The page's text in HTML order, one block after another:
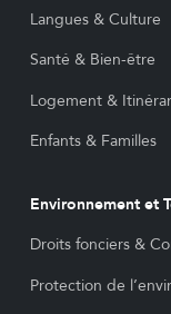
Langues & Culture
Santé & Bien-être
Logement &
Enfants & Familles
Environnement et
Droits fonciers &
Protection de